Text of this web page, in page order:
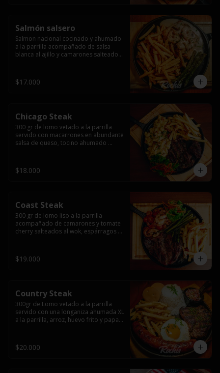
Salmón salsero
Salmon nacional cocinado y ahumado
a la parrilla acompañado de salsa
blanca al ajillo y camarones salteados,
$17.000
Chicago Steak
300 gr de lomo vetado a la parrilla
servido con macarrones en abundante
salsa de queso, tocino ahumado
$18.000
Coast Steak
300 gr de lomo liso a la parrilla
acompañado de camarones y tomate
cherry salteados al wok, espárragos
$19.000
Country Steak
300gr de Lomo vetado a la parrilla
servido con una longaniza ahumada XL
a la parrilla, arroz, huevo frito y papas
$20.000